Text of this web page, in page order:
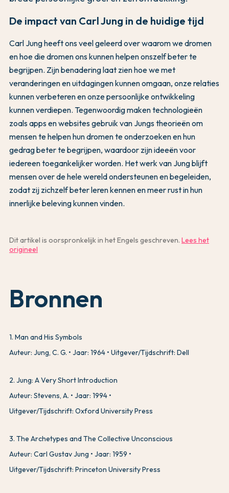
De impact van Carl Jung in de huidige tijd
Carl Jung heeft ons veel geleerd over waarom we dromen
en hoe die dromen ons kunnen helpen onszelf beter te
begrijpen. Zijn benadering laat zien hoe we met
veranderingen en uitdagingen kunnen omgaan, onze relaties
kunnen verbeteren en onze persoonlijke ontwikkeling
kunnen verdiepen. Tegenwoordig maken technologieën
zoals apps en websites gebruik van Jungs theorieën om
mensen te helpen hun dromen te onderzoeken en hun
gedrag beter te begrijpen, waardoor zijn ideeën voor
iedereen toegankelijker worden. Het werk van Jung blijft
mensen over de hele wereld ondersteunen en begeleiden,
zodat zij zichzelf beter leren kennen en meer rust in hun
innerlijke beleving kunnen vinden.
Dit artikel is oorspronkelijk in het Engels geschreven. Lees het
origineel
Bronnen
1. Man and His Symbols
Auteur: Jung, C. G.
Jaar: 1964 Uitgever/Tijdschrift: Dell
2. Jung: A Very Short Introduction
Auteur: Stevens, A.
Jaar: 1994
Uitgever/Tijdschrift: Oxford University Press
3. The Archetypes and The Collective Unconscious
Auteur: Carl Gustav Jung
Jaar: 1959
Uitgever/Tijdschrift: Princeton University Press